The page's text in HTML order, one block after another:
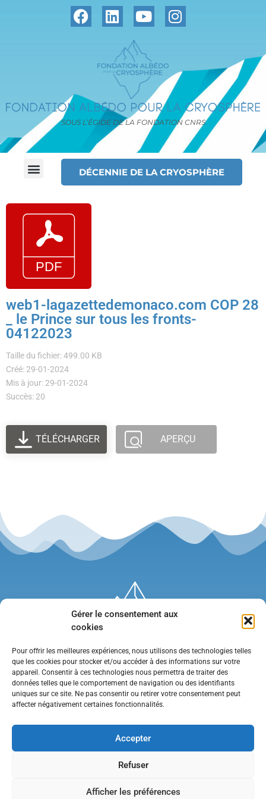
Gérer le consentement aux
cookies
Pour offrir les meilleures expériences, nous utilisons des technologies telles
que les cookies pour stocker et/ou accéder à des informations sur votre
appareil. Consentir à ces technologies nous permettra de traiter des
données telles que le comportement de navigation ou des identifiants
uniques sur ce site. Ne pas consentir ou retirer votre consentement peut
affecter négativement certaines fonctionnalités.
Accepter
Refuser
Afficher les préférences
SOUS L’ÉGIDE DE LA FONDATION CNRS
DÉCENNIE DE LA CRYOSPHÈRE
web1-lagazettedemonaco.com COP 28
_ le Prince sur tous les fronts-
04122023
Taille du fichier: 499.00 KB
Créé: 29-01-2024
Mis à jour: 29-01-2024
Succès: 20
TÉLÉCHARGER APERÇU
•Contact